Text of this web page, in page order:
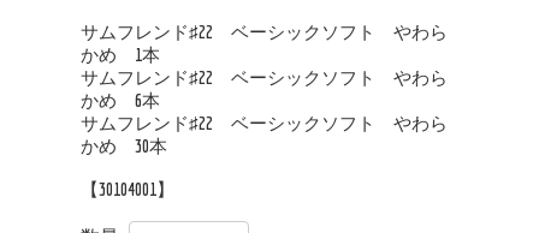
サムフレンド♯22 ベーシックソフト やわら
かめ 1本
サムフレンド♯22 ベーシックソフト やわら
かめ 6本
サムフレンド♯22 ベーシックソフト やわら
かめ 30本
【30104001】